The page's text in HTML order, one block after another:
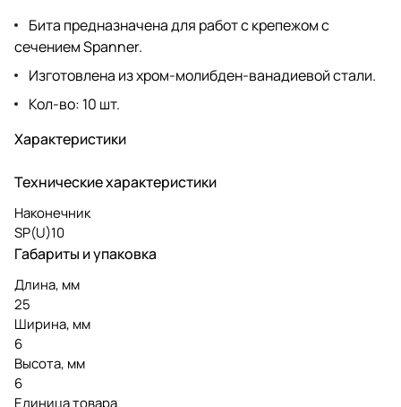
Бита предназначена для работ с крепежом с
сечением Spanner.
Изготовлена из хром-молибден-ванадиевой стали.
Кол-во: 10 шт.
Характеристики
Технические характеристики
Наконечник
SP(U)10
Габариты и упаковка
Длина, мм
25
Ширина, мм
6
Высота, мм
6
Единица товара